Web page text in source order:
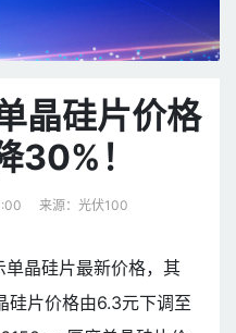
晶硅片价格
30%！
来源：光伏100
晶硅片最新价格，其
硅片价格由6.3元下调至